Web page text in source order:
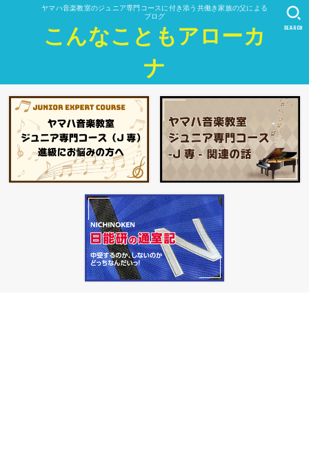
ヤマハ音楽教室のジュニア専門コースに付き添う共働き家族の父による
ブログ
こんなこともアローカ
ナ
SEARCH